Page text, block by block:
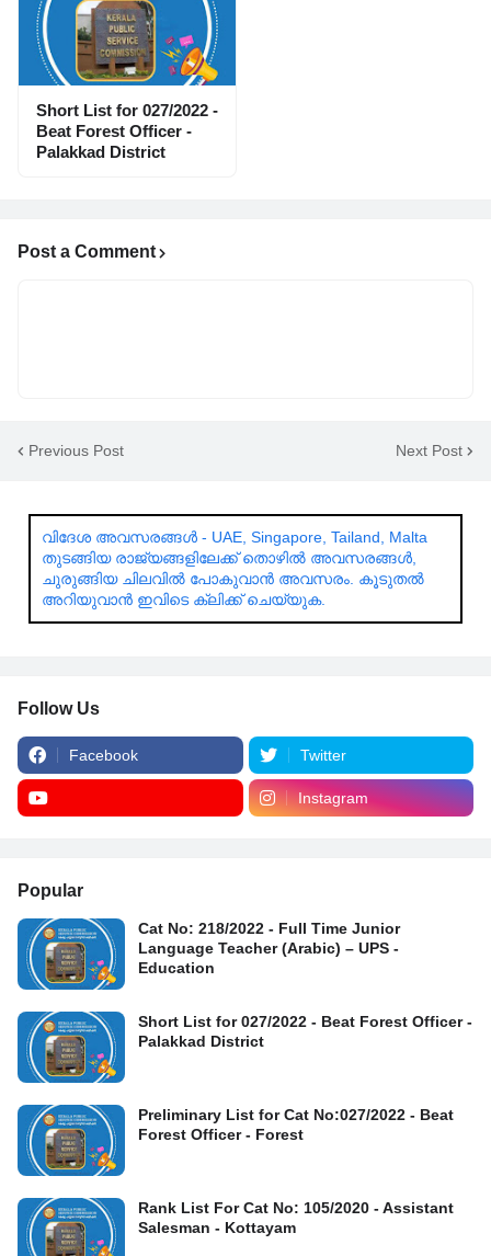
Short List for 027/2022 -
Beat Forest Officer -
Palakkad District
Post a Comment
Previous Post Next Post
വിദേശ അവസരങ്ങൾ - UAE, Singapore, Tailand, Malta
തുടങ്ങിയ രാജ്യങ്ങളിലേക്ക് തൊഴിൽ അവസരങ്ങൾ,
ചുരുങ്ങിയ ചിലവിൽ പോകുവാൻ അവസരം. കൂടുതൽ
അറിയുവാൻ ഇവിടെ ക്ലിക്ക് ചെയ്യുക.
Follow Us
Facebook Twitter
Instagram
Popular
Cat No: 218/2022 - Full Time Junior
Language Teacher (Arabic) – UPS -
Education
Short List for 027/2022 - Beat Forest Officer -
Palakkad District
Preliminary List for Cat No:027/2022 - Beat
Forest Officer - Forest
Rank List For Cat No: 105/2020 - Assistant
Salesman - Kottayam